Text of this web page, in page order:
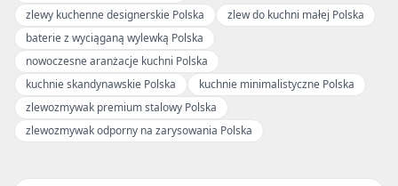
zlewy kuchenne designerskie Polska
zlew do kuchni małej Polska
baterie z wyciąganą wylewką Polska
nowoczesne aranżacje kuchni Polska
kuchnie skandynawskie Polska
kuchnie minimalistyczne Polska
zlewozmywak premium stalowy Polska
zlewozmywak odporny na zarysowania Polska